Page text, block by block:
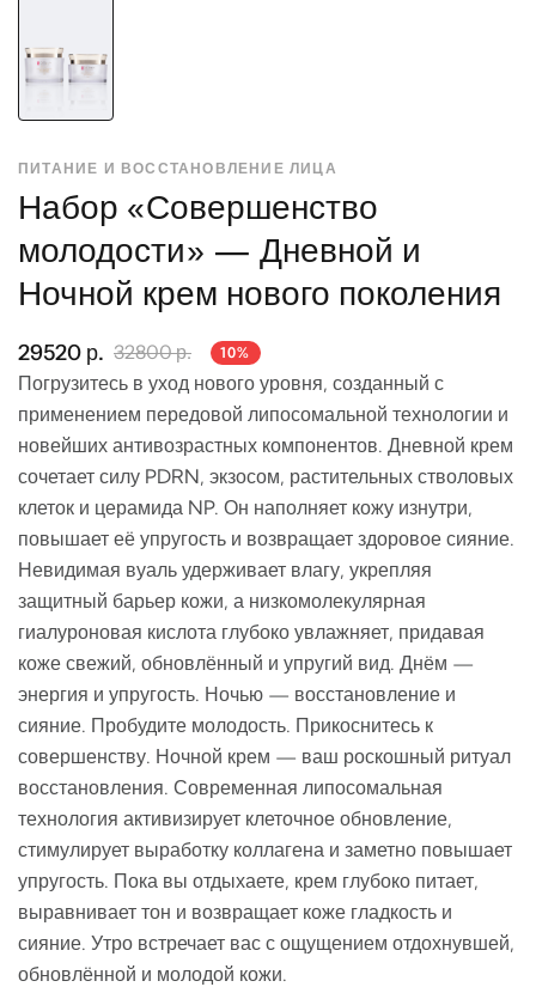
ПИТАНИЕ И ВОССТАНОВЛЕНИЕ ЛИЦА
Набор «Совершенство
молодости» — Дневной и
Ночной крем нового поколения
29520 р. 32800 р. 10%
Погрузитесь в уход нового уровня, созданный с
применением передовой липосомальной технологии и
новейших антивозрастных компонентов. Дневной крем
сочетает силу PDRN, экзосом, растительных стволовых
клеток и церамида NP. Он наполняет кожу изнутри,
повышает её упругость и возвращает здоровое сияние.
Невидимая вуаль удерживает влагу, укрепляя
защитный барьер кожи, а низкомолекулярная
гиалуроновая кислота глубоко увлажняет, придавая
коже свежий, обновлённый и упругий вид. Днём —
энергия и упругость. Ночью — восстановление и
сияние. Пробудите молодость. Прикоснитесь к
совершенству. Ночной крем — ваш роскошный ритуал
восстановления. Современная липосомальная
технология активизирует клеточное обновление,
стимулирует выработку коллагена и заметно повышает
упругость. Пока вы отдыхаете, крем глубоко питает,
выравнивает тон и возвращает коже гладкость и
сияние. Утро встречает вас с ощущением отдохнувшей,
обновлённой и молодой кожи.